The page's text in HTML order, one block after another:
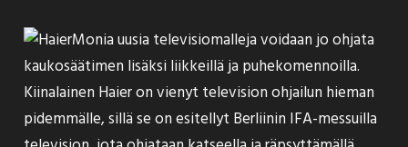
Monia uusia televisiomalleja voidaan jo ohjata
kaukosäätimen lisäksi liikkeillä ja puhekomennoilla.
Kiinalainen Haier on vienyt television ohjailun hieman
pidemmälle, sillä se onesitellyt Berliinin IFA-messuilla